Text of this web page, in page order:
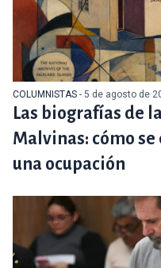
COLUMNISTAS - 5 de agosto de
Las biografías de
Malvinas: cómo
una ocupación